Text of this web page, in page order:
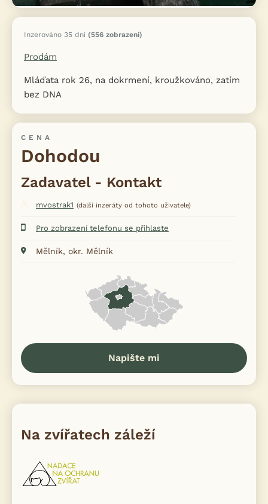
Inzerováno 35 dní (556 zobrazení)
Prodám
Mláďata rok 26, na dokrmení, kroužkováno, zatím
bez DNA
CENA
Dohodou
Zadavatel - Kontakt
mvostrak1 (další inzeráty od tohoto uživatele)
Pro zobrazení telefonu se přihlaste
Mělník, okr. Mělník
Napište mi
Na zvířatech záleží